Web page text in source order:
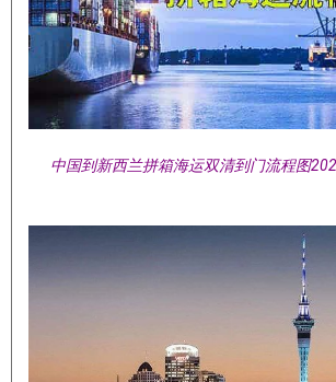
中国到新西兰拼箱海运双清到门流程图